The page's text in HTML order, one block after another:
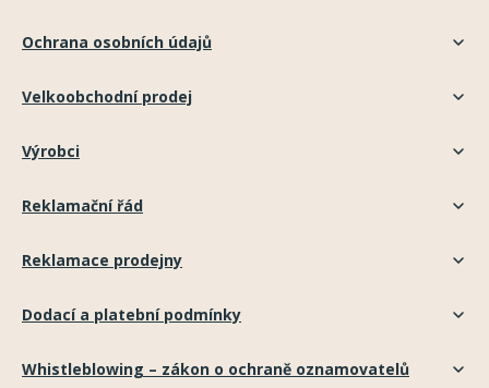
Ochrana osobních údajů
Velkoobchodní prodej
Výrobci
Reklamační řád
Reklamace prodejny
Dodací a platební podmínky
Whistleblowing – zákon o ochraně oznamovatelů